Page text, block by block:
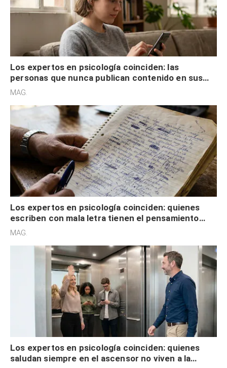
Los expertos en psicología coinciden: las
personas que nunca publican contenido en sus
redes sociales no pretenden buscar validación
MAG.
Los expertos en psicología coinciden: quienes
escriben con mala letra tienen el pensamiento
acelerado y no lo hacen por desinterés
MAG.
Los expertos en psicología coinciden: quienes
saludan siempre en el ascensor no viven a la